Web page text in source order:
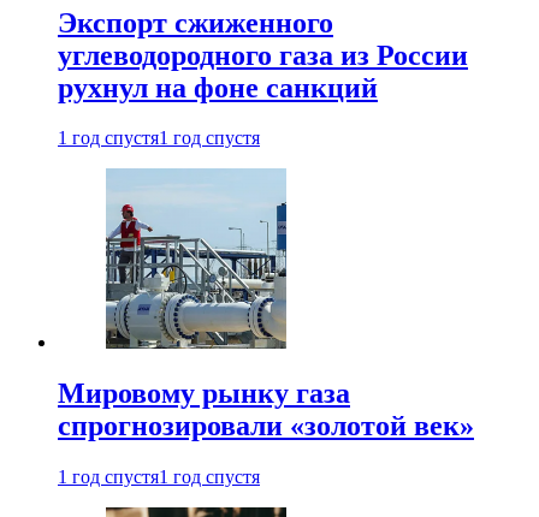
Экспорт сжиженного
углеводородного газа из России
рухнул на фоне санкций
1 год спустя1 год спустя
Мировому рынку газа
спрогнозировали «золотой век»
1 год спустя1 год спустя